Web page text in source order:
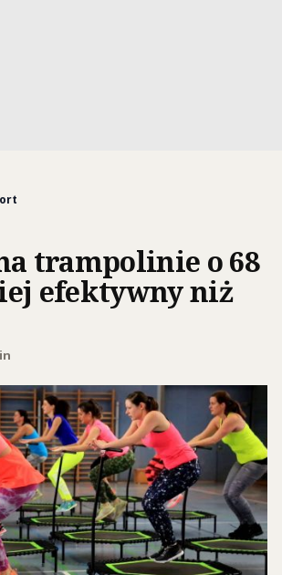
trampolinie o 68
efektywny niż